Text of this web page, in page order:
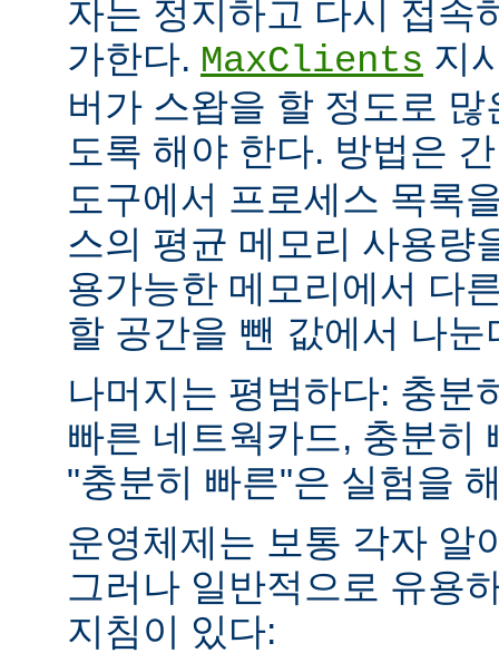
자는 정지하고 다시 접속
가한다. MaxClients 지
버가 스왑을 할 정도로
도록 해야 한다. 방법은
도구에서 프로세스 목록
스의 평균 메모리 사용량
용가능한 메모리에서 다
할 공간을 뺀 값에서 나눈
나머지는 평범하다: 충분
빠른 네트웍카드, 충분히
"충분히 빠른"은 실험을
운영체제는 보통 각자 알
그러나 일반적으로 유용
지침이 있다: